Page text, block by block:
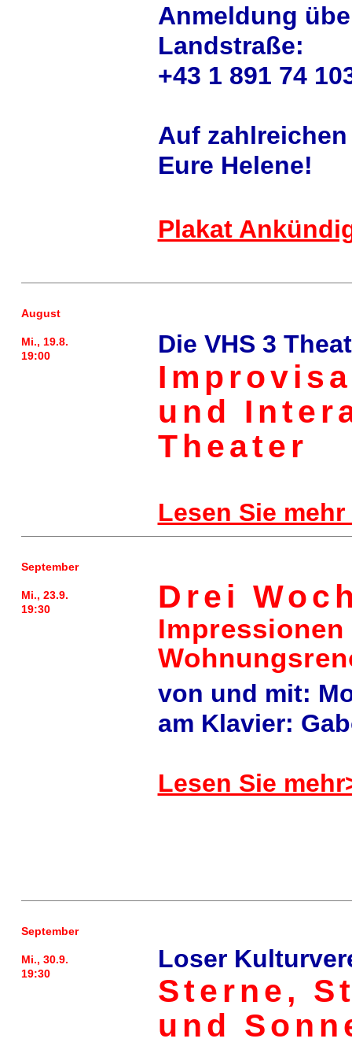
Anmeldung
Landstraße:
+43 1 891 74
Auf
Eure Helene!
Plakat
August
Mi., 19.8.
19:00
Die VHS 3
und
Theater
Lesen Sie mehr
September
Mi., 23.9.
19:30
Drei
Impressionen
von und mit:
am Klavier:
Lesen Sie
September
Mi., 30.9.
19:30
Loser
Sterne,
und